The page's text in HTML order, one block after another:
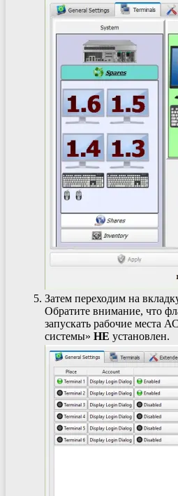
Затем переходим на
Обратите внимание, что
запускать рабочие места
системы» НЕ установлен.